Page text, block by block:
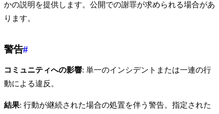
かの説明を提供します。公開での謝罪が求められる場合があ
ります。
警告#
コミュニティへの影響: 単一のインシデントまたは一連の行
動による違反。
結果: 行動が継続された場合の処置を伴う警告。指定された